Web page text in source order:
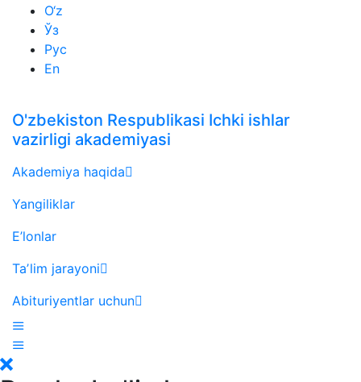
O‘z
Ўз
Рус
En
O'zbekiston Respublikasi Ichki ishlar
vazirligi akademiyasi
Akademiya haqida
Yangiliklar
E’lonlar
Taʼlim jarayoni
Abituriyentlar uchun